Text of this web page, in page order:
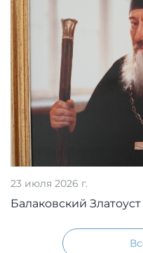
23 июля 2026 г.
Балаковский Златоуст